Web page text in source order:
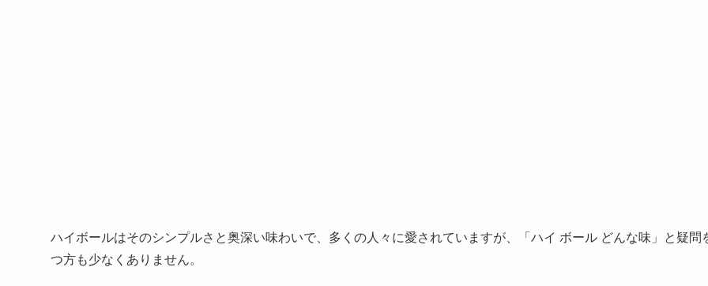
ハイボールはそのシンプルさと奥深い味わいで、多くの人々に愛されていますが、「ハイ ボール どんな味」と疑問
つ方も少なくありません。